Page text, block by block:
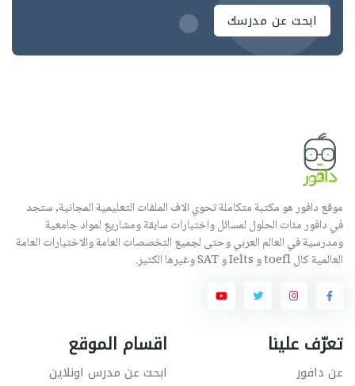
ابحث عن مدرسك
موقع دافور هو مكتبة متكاملة تحوي الاف الملفات التعليمية المجانية, ستجد
في دافور مئات الحلول لمسائل واختبارات سابقة ومشاريع لمواد جامعية
ومدرسية في العالم العربي وحتى لجميع التخصصات العامة والاختبارات العامة
العالمية كال toefl و Ielts و SAT وغيرها الكثير.
تعرّف علينا
عن دافور
اقسام الموقع
ابحث عن مدرس اونلاين